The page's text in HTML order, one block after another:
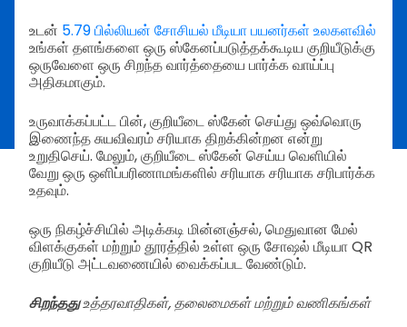
உடன் 5.79 பில்லியன் சோசியல் மீடியா பயனர்கள் உலகளவில்
உங்கள் தளங்களை ஒரு ஸ்கேனப்படுத்தக்கூடிய குறியீடுக்கு
ஒருவேளை ஒரு சிறந்த வார்த்தையை பார்க்க வாய்ப்பு
அதிகமாகும்.
உருவாக்கப்பட்ட பின், குறியீடை ஸ்கேன் செய்து ஒவ்வொரு
இணைந்த சுயவிவரம் சரியாக திறக்கின்றன என்று
உறுதிசெய். மேலும், குறியீடை ஸ்கேன் செய்ய வெளியில்
வேறு ஒரு ஒளிப்பரிணாமங்களில் சரியாக சரியாக சரிபார்க்க
உதவும்.
ஒரு நிகழ்ச்சியில் அடிக்கடி மின்னஞ்சல், மெதுவான மேல்
விளக்குகள் மற்றும் தூரத்தில் உள்ள ஒரு சோஷல் மீடியா QR
குறியீடு அட்டவணையில் வைக்கப்பட வேண்டும்.
சிறந்ததுஉத்தரவாதிகள், தலைமைகள் மற்றும் வணிகங்கள்